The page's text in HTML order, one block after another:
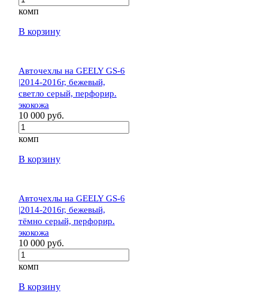
комп
В корзину
Авточехлы на GEELY GS-6
|2014-2016г, бежевый,
светло серый, перфорир.
экокожа
10 000 руб.
комп
В корзину
Авточехлы на GEELY GS-6
|2014-2016г, бежевый,
тёмно серый, перфорир.
экокожа
10 000 руб.
комп
В корзину